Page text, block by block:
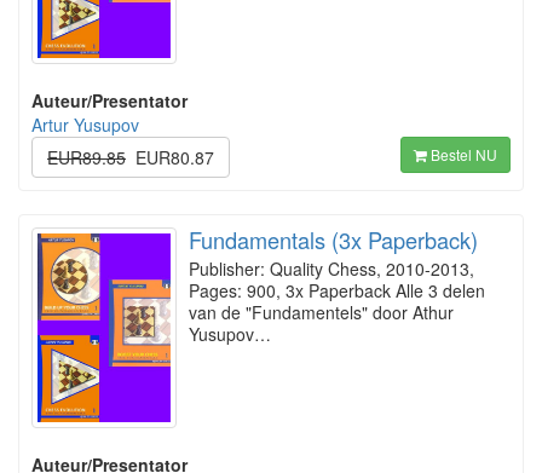
Auteur/Presentator
Artur Yusupov
EUR89.85 EUR80.87 Bestel NU
Fundamentals (3x Paperback)
Publisher: Quality Chess, 2010-2013,
Pages: 900, 3x Paperback Alle 3 delen
van de "Fundamentels" door Athur
Yusupov…
Auteur/Presentator